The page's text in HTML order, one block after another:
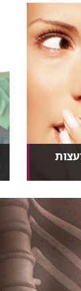
כאחד,